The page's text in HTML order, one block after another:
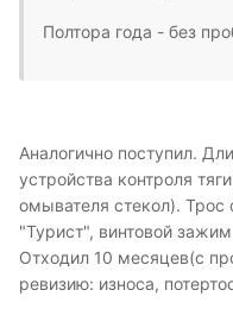
Полтора года - без
Аналогично поступил.
устройства контроля
омывателя стекол). Трос
"Турист", винтовой
Отходил 10 месяцев(с
ревизию: износа,